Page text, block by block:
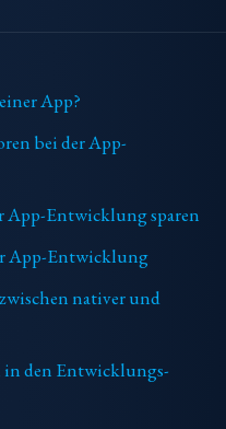
App?
bei der App-
App-Entwicklung sparen
App-Entwicklung
nativer und
den Entwicklungs-